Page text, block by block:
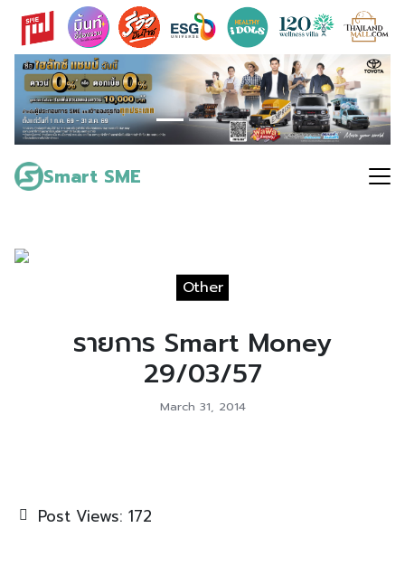
Skip
content
Smart SME
Search
for:
Other
รายการ Smart Money
29/03/57
March 31, 2014
Post Views: 172